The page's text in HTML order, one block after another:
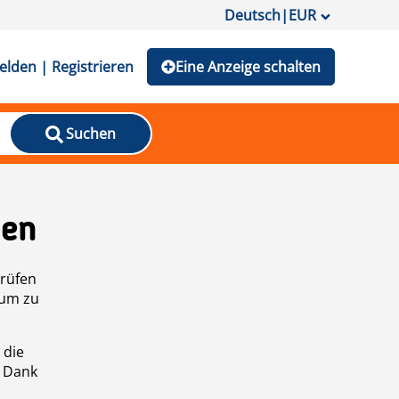
Deutsch|EUR
| Registrieren Eine Anzeige schalten
Suchen
zu
die